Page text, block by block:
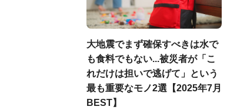
大地震でまず確保すべきは水で
も食料でもない...被災者が「こ
れだけは担いで逃げて」という
最も重要なモノ2選【2025年7月
BEST】